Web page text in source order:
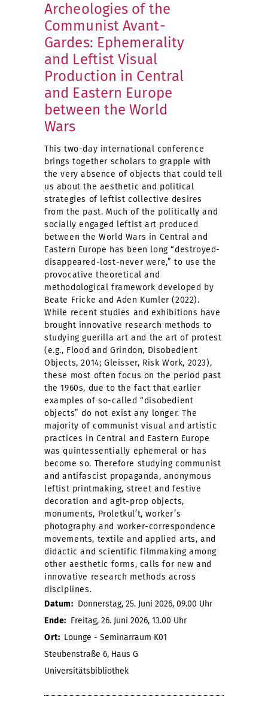
Archeologies of the
Communist Avant-
Gardes: Ephemerality
and Leftist Visual
Production in Central
and Eastern Europe
between the World
Wars
This two-day international conference
brings together scholars to grapple with
the very absence of objects that could tell
us about the aesthetic and political
strategies of leftist collective desires
from the past. Much of the politically and
socially engaged leftist art produced
between the World Wars in Central and
Eastern Europe has been long “destroyed-
disappeared-lost-never were,” to use the
provocative theoretical and
methodological framework developed by
Beate Fricke and Aden Kumler (2022).
While recent studies and exhibitions have
brought innovative research methods to
studying guerilla art and the art of protest
(e.g., Flood and Grindon, Disobedient
Objects, 2014; Gleisser, Risk Work, 2023),
these most often focus on the period past
the 1960s, due to the fact that earlier
examples of so-called “disobedient
objects” do not exist any longer. The
majority of communist visual and artistic
practices in Central and Eastern Europe
was quintessentially ephemeral or has
become so. Therefore studying communist
and antifascist propaganda, anonymous
leftist printmaking, street and festive
decoration and agit-prop objects,
monuments, Proletkul’t, worker’s
photography and worker-correspondence
movements, textile and applied arts, and
didactic and scientific filmmaking among
other aesthetic forms, calls for new and
innovative research methods across
disciplines.
Datum: Donnerstag, 25. Juni 2026, 09.00 Uhr
Ende: Freitag, 26. Juni 2026, 13.00 Uhr
Ort: Lounge - Seminarraum K01
Steubenstraße 6, Haus G
Universitätsbibliothek